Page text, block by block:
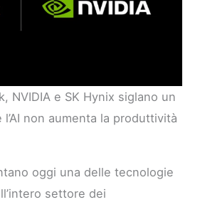
NVIDIA e SK Hynix siglano un
non aumenta la produttività
oggi una delle tecnologie
settore dei